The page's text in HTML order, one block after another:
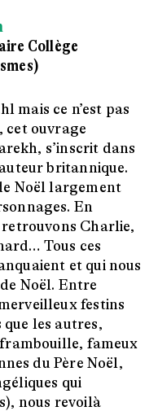
Collège
mais ce n’est pas
cet ouvrage
s’inscrit dans
britannique.
Noël largement
En
Charlie,
Tous ces
et qui nous
Noël. Entre
festins
les autres,
fameux
du Père Noël,
qui
nous revoilà